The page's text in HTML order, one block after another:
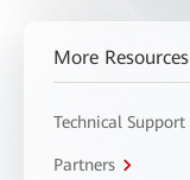
More Resources
Technical Support
Partners